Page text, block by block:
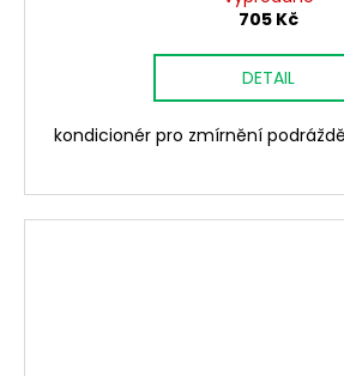
705 Kč
DETAIL
kondicionér pro zmírnění